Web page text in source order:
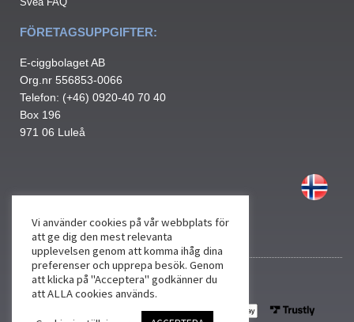
FÖRETAGSUPPGIFTER:
E-ciggbolaget AB
Org.nr 556853-0066
Telefon: (+46) 0920-40 70 40
Box 196
971 06 Luleå
Vi använder cookies på vår webbplats för
att ge dig den mest relevanta
upplevelsen genom att komma ihåg dina
preferenser och upprepa besök. Genom
att klicka på "Acceptera" godkänner du
att ALLA cookies används.